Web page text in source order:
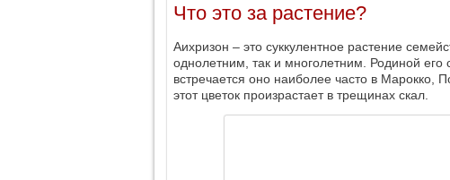
Что это за растение?
Аихризон – это суккулентное растение
однолетним, так и многолетним. Родиной его
встречается оно наиболее часто в Марокко,
этот цветок произрастает в трещинах скал.